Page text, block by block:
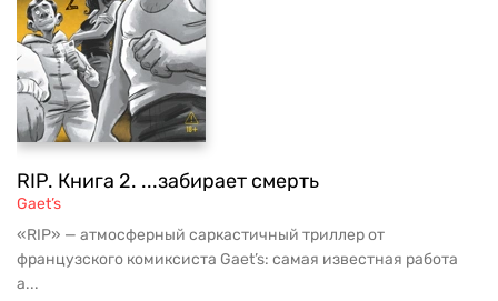
RIP. Книга 2. ...забирает смерть
Gaet’s
«RIP» — атмосферный саркастичный триллер от
французского комиксиста Gaet’s: самая известная работа
а...